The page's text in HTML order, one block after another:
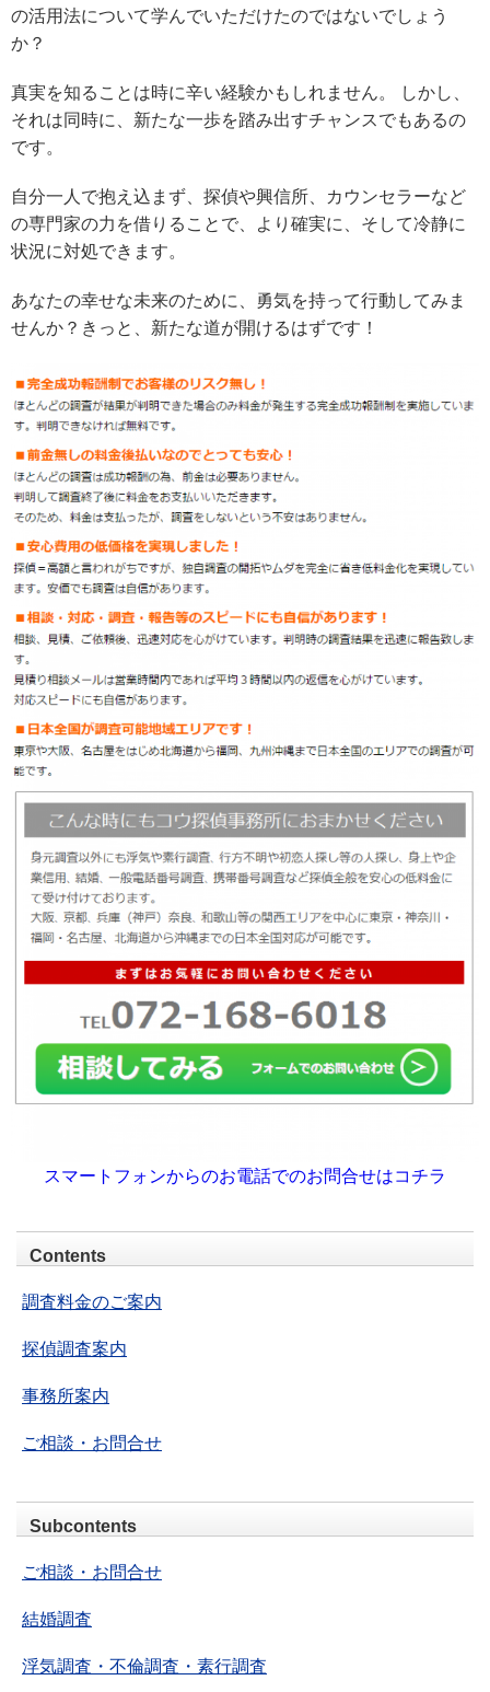
の活用法について学んでいただけたのではないでしょう
か？
真実を知ることは時に辛い経験かもしれません。 しかし、
それは同時に、新たな一歩を踏み出すチャンスでもあるの
です。
自分一人で抱え込まず、探偵や興信所、カウンセラーなど
の専門家の力を借りることで、より確実に、そして冷静に
状況に対処できます。
あなたの幸せな未来のために、勇気を持って行動してみま
せんか？きっと、新たな道が開けるはずです！
スマートフォンからのお電話でのお問合せはコチラ
Contents
調査料金のご案内
探偵調査案内
事務所案内
ご相談・お問合せ
Subcontents
ご相談・お問合せ
結婚調査
浮気調査・不倫調査・素行調査